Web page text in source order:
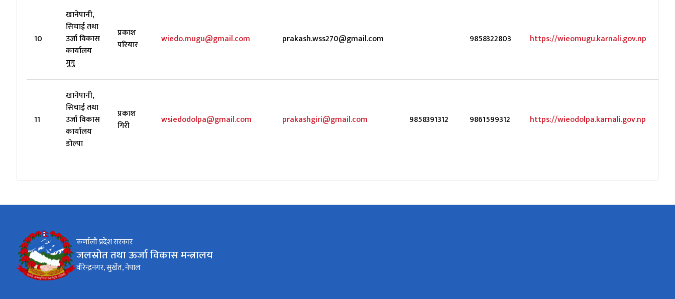
10
खानेपानी,
सिचाई तथा
उर्जा विकास
कार्यालय
मुगु
प्रकाश
परियार
wiedo.mugu@gmail.com prakash.wss270@gmail.com 9858322803 https://wieomugu.karnali.gov.np
11
खानेपानी,
सिचाई तथा
उर्जा विकास
कार्यालय
डोल्पा
प्रकाश
गिरी
wsiedodolpa@gmail.com prakashgiri@gmail.com 9858391312 9861599312 https://wieodolpa.karnali.gov.np
कर्णाली प्रदेश सरकार
जलस्रोत तथा ऊर्जा विकास मन्त्रालय
वीरेन्द्रनगर, सुर्खेत, नेपाल